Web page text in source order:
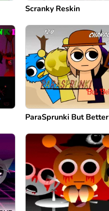
Scranky Reskin
ParaSprunki But Better